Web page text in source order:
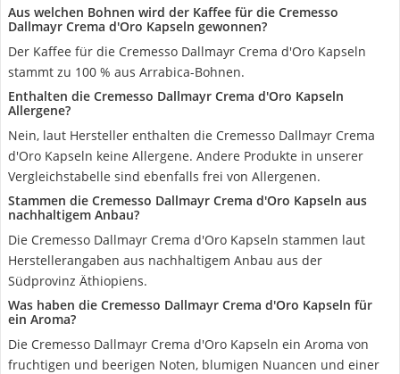
Aus welchen Bohnen wird der Kaffee für die Cremesso
Dallmayr Crema d'Oro Kapseln gewonnen?
Der Kaffee für die Cremesso Dallmayr Crema d'Oro Kapseln
stammt zu 100 % aus Arrabica-Bohnen.
Enthalten die Cremesso Dallmayr Crema d'Oro Kapseln
Allergene?
Nein, laut Hersteller enthalten die Cremesso Dallmayr Crema
d'Oro Kapseln keine Allergene. Andere Produkte in unserer
Vergleichstabelle sind ebenfalls frei von Allergenen.
Stammen die Cremesso Dallmayr Crema d'Oro Kapseln aus
nachhaltigem Anbau?
Die Cremesso Dallmayr Crema d'Oro Kapseln stammen laut
Herstellerangaben aus nachhaltigem Anbau aus der
Südprovinz Äthiopiens.
Was haben die Cremesso Dallmayr Crema d'Oro Kapseln für
ein Aroma?
Die Cremesso Dallmayr Crema d'Oro Kapseln ein Aroma von
fruchtigen und beerigen Noten, blumigen Nuancen und einer